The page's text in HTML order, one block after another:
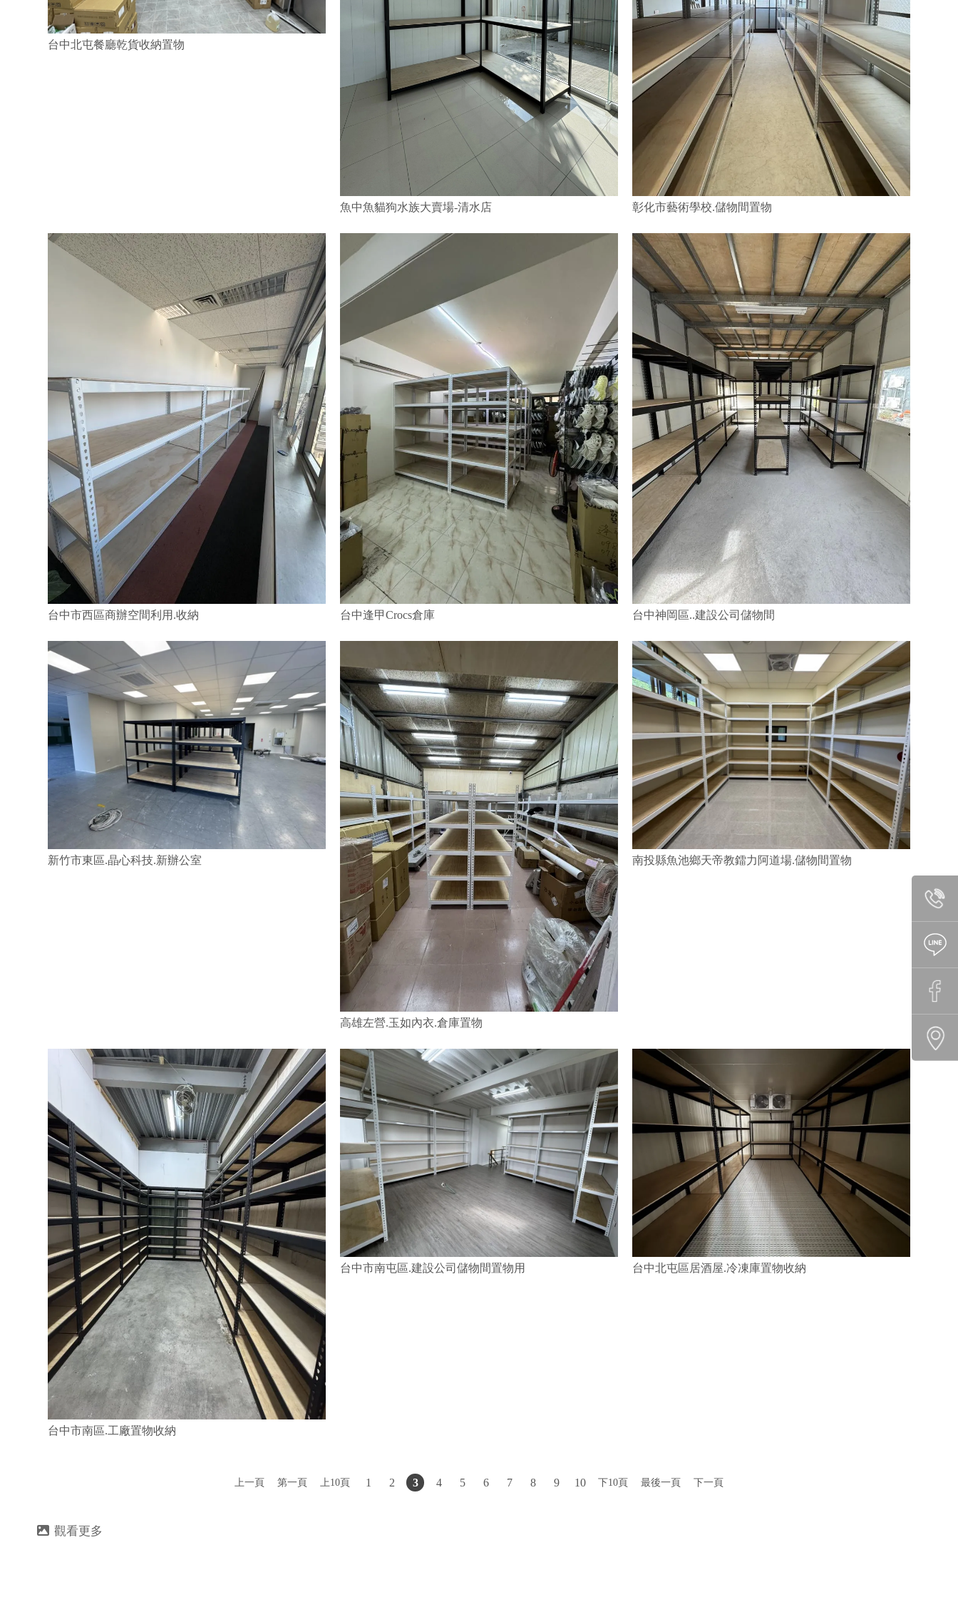
台中北屯餐廳乾貨收納置物
魚中魚貓狗水族大賣場-清水店 彰化市藝術學校.儲物間置物
台中市西區商辦空間利用.收納 台中逢甲Crocs倉庫 台中神岡區..建設公司儲物間
新竹市東區.晶心科技.新辦公室
高雄左營.玉如內衣.倉庫置物
南投縣魚池鄉天帝教鐳力阿道場.儲物間置物
台中市南區.工廠置物收納
台中市南屯區.建設公司儲物間置物用 台中北屯區居酒屋.冷凍庫置物收納
上一頁 第一頁 上10頁 1 2 3 4 5 6 7 8 9 10 下10頁 最後一頁 下一頁